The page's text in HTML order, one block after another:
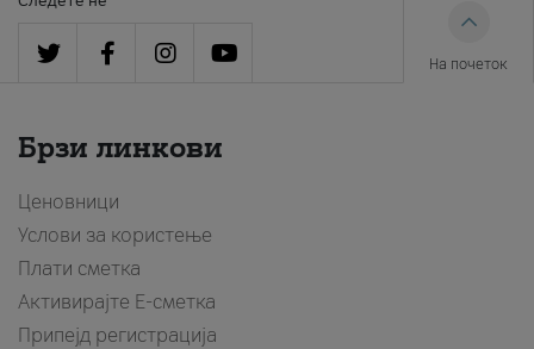
На почеток
Брзи линкови
Ценовници
Услови за користење
Плати сметка
Активирајте Е-сметка
Припејд регистрација